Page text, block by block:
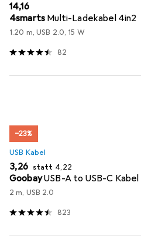
EUR
14,16
4smarts Multi-Ladekabel 4in2
1.20 m, USB 2.0, 15 W
82
−23%
USB Kabel
EUR
3,26 statt EUR
4,22
GoobayUSB-A to USB-C Kabel
2 m, USB 2.0
823